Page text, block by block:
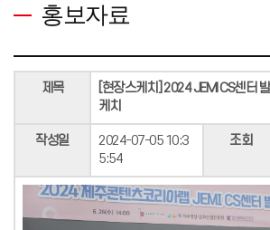
홍보자료
제목
[현장스케치] 2024 JEMI CS센터
케치
작성일
2024-07-05 10:3
5:54
조회